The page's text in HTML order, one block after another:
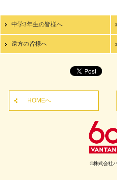
中学3年生の皆様へ
遠方の皆様へ
HOMEへ
©株式会社